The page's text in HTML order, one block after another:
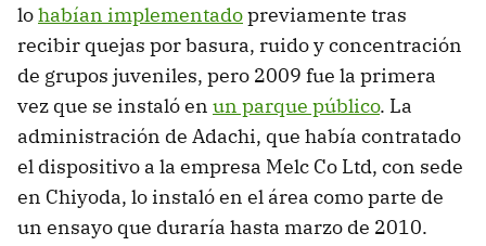
lohabían implementadopreviamente tras
recibir quejas por basura, ruido y concentración
de grupos juveniles, pero 2009 fue la primera
vez que se instaló en un parque público. La
administración de Adachi, que había contratado
el dispositivo a la empresa Melc Co Ltd, con sede
en Chiyoda, lo instaló en el área como parte de
un ensayo que duraría hasta marzo de 2010.